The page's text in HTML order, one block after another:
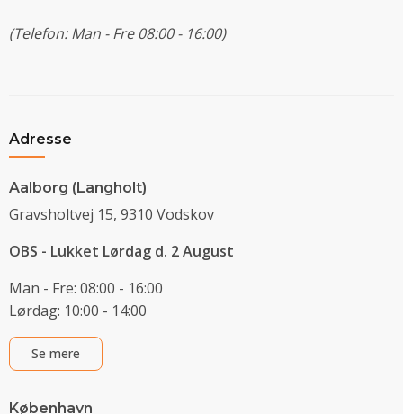
(Telefon: Man - Fre 08:00 - 16:00)
Adresse
Aalborg (Langholt)
Gravsholtvej 15, 9310 Vodskov
OBS - Lukket Lørdag d. 2 August
Man - Fre: 08:00 - 16:00
Lørdag: 10:00 - 14:00
Se mere
København